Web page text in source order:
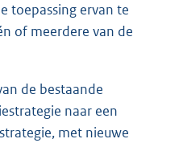
toepassing ervan te
of meerdere van de
de bestaande
naar een
met nieuwe